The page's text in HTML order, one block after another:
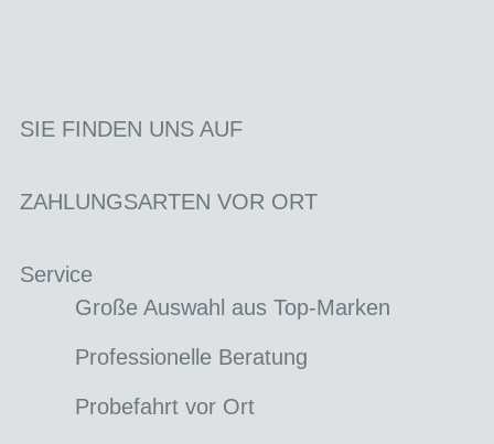
SIE FINDEN UNS AUF
ZAHLUNGSARTEN VOR ORT
Service
Große Auswahl aus Top-Marken
Professionelle Beratung
Probefahrt vor Ort